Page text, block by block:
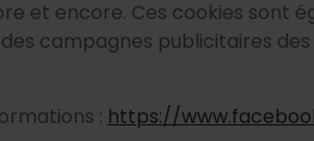
et encore. Ces cookies sont
campagnes publicitaires
: https://